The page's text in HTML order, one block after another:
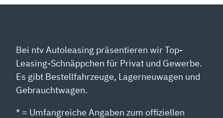
Bei ntv Autoleasing präsentieren wir Top-
Leasing-Schnäppchen für Privat und Gewerbe.
Es gibt Bestellfahrzeuge, Lagerneuwagen und
Gebrauchtwagen.
* = Umfangreiche Angaben zum offiziellen